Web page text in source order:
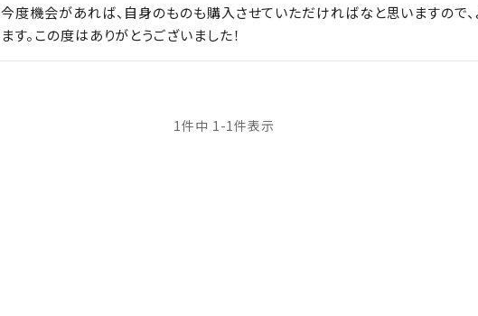
今度機会があれば、自身のものも購入させていただければなと思いますので、
ます。この度はありがとうございました！
1 件中 1 -1件表示